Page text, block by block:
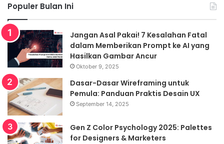
Populer Bulan Ini
Jangan Asal Pakai! 7 Kesalahan Fatal
dalam Memberikan Prompt ke AI yang
Hasilkan Gambar Ancur
Oktober 9, 2025
Dasar-Dasar Wireframing untuk
Pemula: Panduan Praktis Desain UX
September 14, 2025
Gen Z Color Psychology 2025: Palettes
for Designers & Marketers